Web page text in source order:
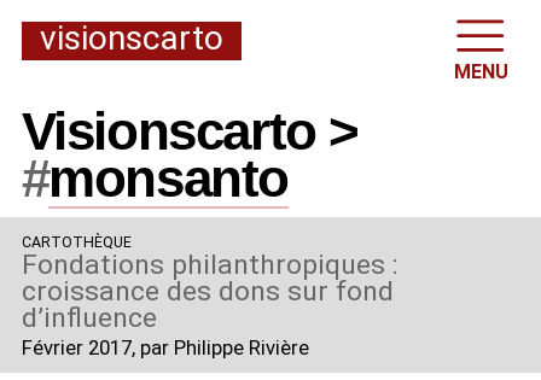
visionscarto
MENU
Visionscarto >
#monsanto
CARTOTHÈQUE
Fondations philanthropiques :
croissance des dons sur fond
d’influence
Février 2017, par Philippe Rivière